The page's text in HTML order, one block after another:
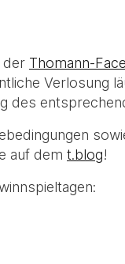
der Thomann-
Verlosung
auf dem t.blog!